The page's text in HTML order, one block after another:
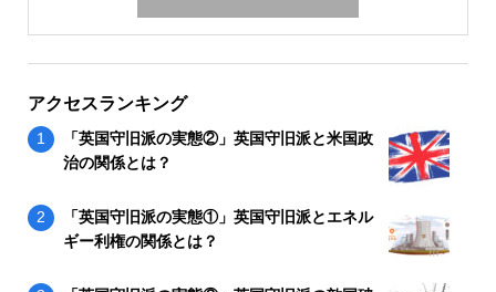
アクセスランキング
「英国守旧派の実態②」英国守旧派と米国政
治の関係とは？
「英国守旧派の実態①」英国守旧派とエネル
ギー利権の関係とは？